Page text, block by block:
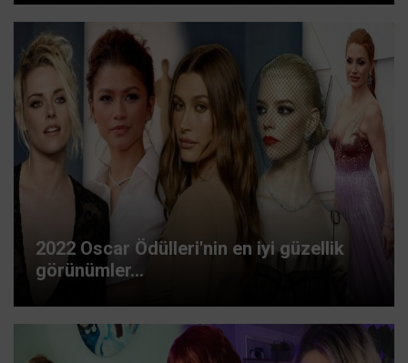
2022 Oscar Ödülleri'nin en iyi güzellik
görünümler...